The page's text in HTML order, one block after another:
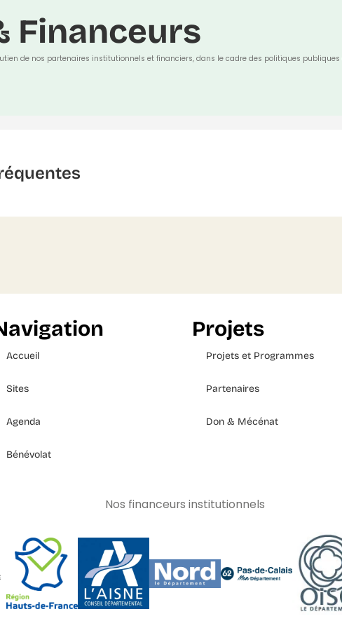
Financeurs
de nos partenaires institutionnels et financiers, dans le cadre des politiques
Accueil
Sites
Agenda
Bénévolat
Projets
Projets et Programmes
Partenaires
Don & Mécénat
Nos financeurs institutionnels